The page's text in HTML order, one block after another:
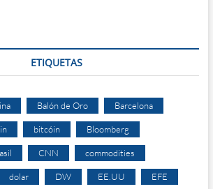
ETIQUETAS
Balón de Oro Barcelona
bitcóin Bloomberg
CNN commodities
dolar DW EE.UU EFE